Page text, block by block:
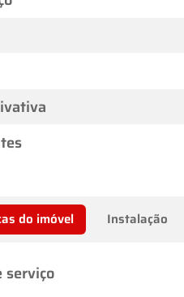
do imóvel Instalação
serviço